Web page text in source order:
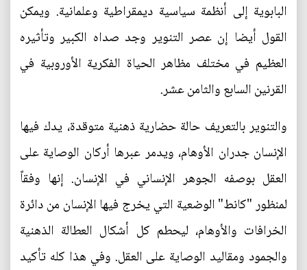
البابوية إلى أنظمة سياسية ديمقراطية وعلمانية. ويمكن
القول أيضا إن عصر التنوير وجد صداه الكبير وتأثيره
العظيم في مختلف مظاهر الحياة الفكرية الأوروبية في
القرنين السابع والثامن عشر.
والتنوير بالتعريف حالة حضارية ذهنية متوقدة، يدك فيها
الإنسان جدران الأوهام، ويدمر عبرها أركان الوصاية على
العقل بوصفه الجوهر الإنساني في الإنسان. إنها وفقاً
لمنظور "كانط" الوضعية التي يخرج فيها الإنسان من دائرة
الخرافات والأوهام، ليحطم كل أشكال العطالة الذهنية
والجمود ومقاليد الوصاية على العقل. وفي هذا كله تأكيد